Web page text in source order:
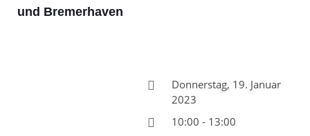
und Bremerhaven
Donnerstag, 19. Januar
2023
10:00 - 13:00